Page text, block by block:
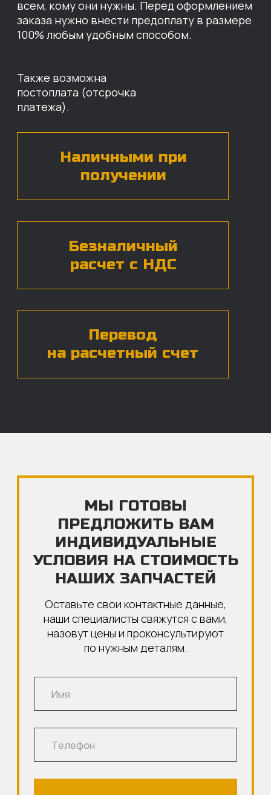
УСЛОВИЯ НА СТОИМОСТЬ
НАШИХ ЗАПЧАСТЕЙ
Оставьте свои контактные данные,
по нужным деталям.
персональных данных*